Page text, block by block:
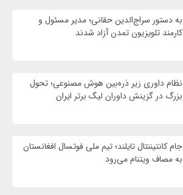
به دستور سراج‌الدین حقانی؛ مدیر مسئول و
کارمند تلویزیون تمدن آزاد شدند
نظام داوری زیر ذره‌بین هوش مصنوعی؛ تحول
بزرگ در گزینش داوران لیگ برتر ایران
جام کانتیننتال تایلند؛ تیم ملی فوتسال افغانستان
به مصاف ویتنام می‌رود